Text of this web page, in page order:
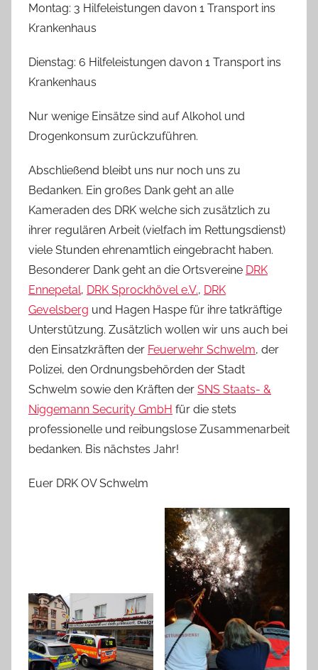
Montag: 3 Hilfeleistungen davon 1 Transport ins
Krankenhaus
Dienstag: 6 Hilfeleistungen davon 1 Transport ins
Krankenhaus
Nur wenige Einsätze sind auf Alkohol und
Drogenkonsum zurückzuführen.
Abschließend bleibt uns nur noch uns zu
Bedanken. Ein großes Dank geht an alle
Kameraden des DRK welche sich zusätzlich zu
ihrer regulären Arbeit (vielfach im Rettungsdienst)
viele Stunden ehrenamtlich eingebracht haben.
Besonderer Dank geht an die Ortsvereine DRK
Ennepetal, DRK Sprockhövel e.V., DRK
Gevelsberg und Hagen Haspe für ihre tatkräftige
Unterstützung. Zusätzlich wollen wir uns auch bei
den Einsatzkräften der Feuerwehr Schwelm, der
Polizei, den Ordnungsbehörden der Stadt
Schwelm sowie den Kräften der SNS Staats- &
Niggemann Security GmbH für die stets
professionelle und reibungslose Zusammenarbeit
bedanken. Bis nächstes Jahr!
Euer DRK OV Schwelm